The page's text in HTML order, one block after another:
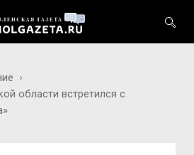
области встретился с